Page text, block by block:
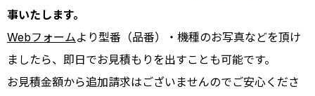
事いたします。
Webフォームより型番（品番）・機種のお写真などを頂け
ましたら、即日でお見積もりを出すことも可能です。
お見積金額から追加請求はございませんのでご安心くださ